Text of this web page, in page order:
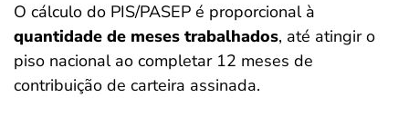
O cálculo do PIS/PASEP é proporcional à
quantidade de meses trabalhados, até atingir o
piso nacional ao completar 12 meses de
contribuição de carteira assinada.